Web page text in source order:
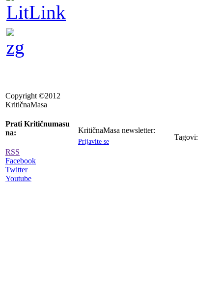
Copyright ©2012
KritičnaMasa
Prati Kritičnumasu
na:
RSS
Facebook
Twitter
Youtube
KritičnaMasa newsletter:
Prijavite se
Tagovi: